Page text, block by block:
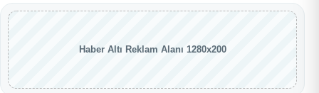
Haber Altı Reklam Alanı 1280x200